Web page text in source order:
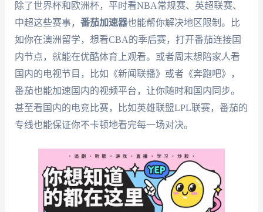
除了世界杯和欧洲杯，平时看NBA常规赛、英超联赛、
中超这些赛事， 番茄加速器也能帮你解决地区限制。比
如你在澳洲留学，想看CBA的季后赛，打开番茄连接国
内节点，就能在优酷体育上观看。或者周末想陪家人看
国内的电视节目，比如《新闻联播》或者《奔跑吧》，
番茄也能加速国内的视频平台，让你随时和国内同步。
甚至看国内的电竞比赛，比如英雄联盟LPL联赛，番茄的
专线也能保证你不卡顿地看完每一场对决。